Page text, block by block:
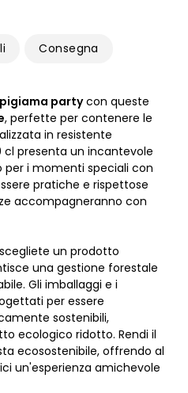
Consegna
pigiama partycon queste
, perfette per contenere le
in resistente
cl presenta un incantevole
i momenti speciali con
pratiche e rispettose
accompagneranno con
un prodotto
una gestione forestale
Gli imballaggi e i
per essere
sostenibili,
ecologico ridotto. Rendi il
ecosostenibile, offrendo al
un'esperienza amichevole